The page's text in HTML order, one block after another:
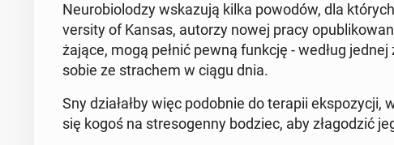
Neu­ro­bio­lo­dzy wska­zu­ją kilka powodów, dla
ver­si­ty of Kansas, autorzy nowej pracy
ża­ją­ce, mogą pełnić pewną funkcję - według
sobie ze stra­chem w ciągu dnia.
Sny dzia­łał­by więc po­dob­nie do terapii
się kogoś na stre­so­gen­ny bodziec, aby zła­go­dzić